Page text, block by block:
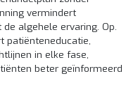
vermindert
algehele ervaring. Op.
patiënteneducatie,
in elke fase,
beter geïnformeerd